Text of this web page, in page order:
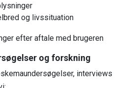
og livssituation
efter aftale med brugeren
og forskning
interviews